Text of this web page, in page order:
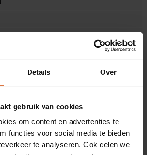
Details Over
gebruik van cookies
om content en advertenties te
functies voor social media te bieden
te analyseren. Ook delen we